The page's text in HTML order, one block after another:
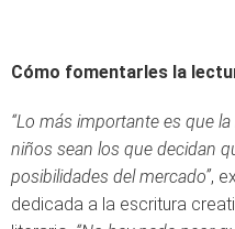
Cómo fomentarles la
“Lo más importante es que
niños sean los que decidan
posibilidades del mercado”,
dedicada a la escritura